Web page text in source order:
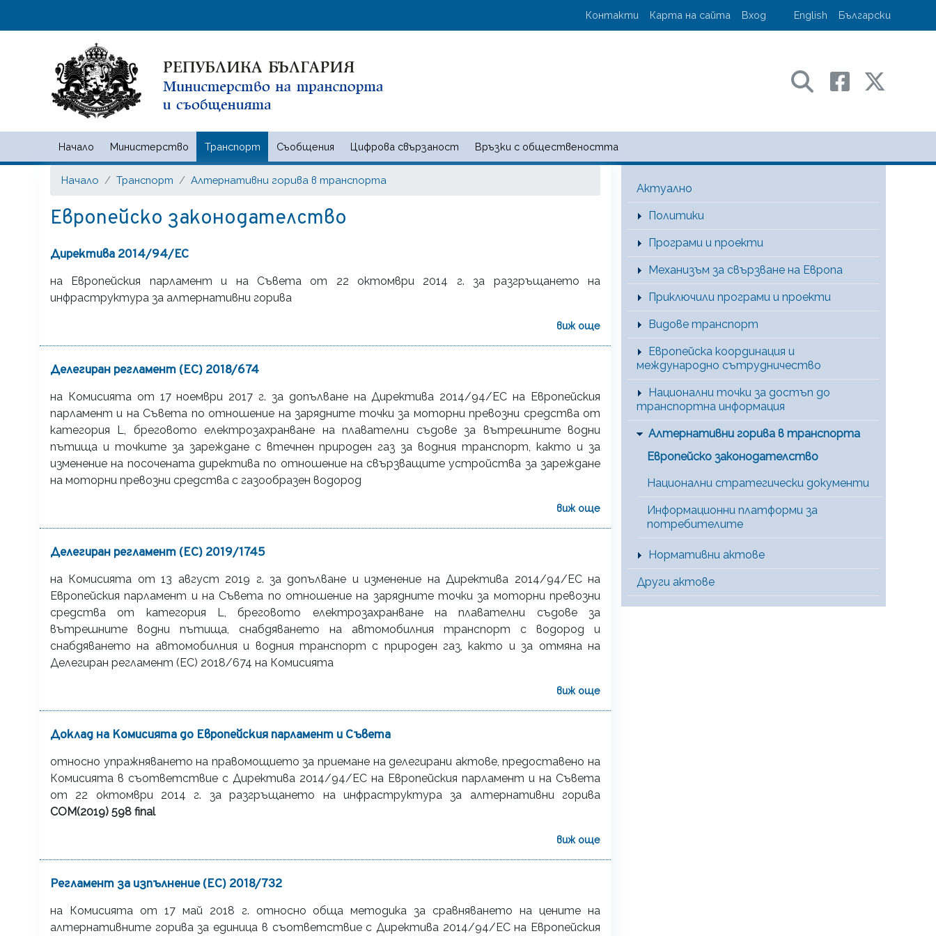
User account menu
Контакти Карта на сайта Вход English Български
Начало Министерство Транспорт Съобщения Цифрова свързаност Връзки с обществеността
Министерство на транспорта и съобщенията | Ministry of transport and communications
Начало Транспорт Алтернативни горива в транспорта
Европейско законодателство
Директива 2014/94/EC
на Европейския парламент и на Съвета от 22 октомври 2014 г. за разгръщането на
инфраструктура за алтернативни горива
виж още
Делегиран регламент (ЕС) 2018/674
на Комисията от 17 ноември 2017 г. за допълване на Директива 2014/94/ЕС на Европейския
парламент и на Съвета по отношение на зарядните точки за моторни превозни средства от
категория L, бреговото електрозахранване на плавателни съдове за вътрешните водни
пътища и точките за зареждане с втечнен природен газ за водния транспорт, както и за
изменение на посочената директива по отношение на свързващите устройства за зареждане
на моторни превозни средства с газообразен водород
виж още
Делегиран регламент (ЕС) 2019/1745
на Комисията от 13 август 2019 г. за допълване и изменение на Директива 2014/94/ЕС на
Европейския парламент и на Съвета по отношение на зарядните точки за моторни превозни
средства от категория L, бреговото електрозахранване на плавателни съдове за
вътрешните водни пътища, снабдяването на автомобилния транспорт с водород и
снабдяването на автомобилния и водния транспорт с природен газ, както и за отмяна на
Делегиран регламент (ЕС) 2018/674 на Комисията
виж още
Доклад на Комисията до Европейския парламент и Съвета
относно упражняването на правомощието за приемане на делегирани актове, предоставено на
Комисията в съответствие с Директива 2014/94/ЕС на Европейския парламент и на Съвета
от 22 октомври 2014 г. за разгръщането на инфраструктура за алтернативни горива
COM(2019) 598 final
виж още
Регламент за изпълнение (ЕС) 2018/732
на Комисията от 17 май 2018 г. относно обща методика за сравняването на цените на
алтернативните горива за единица в съответствие с Директива 2014/94/ЕС на Европейския
Main Menu [BG]
Актуално
Политики
Програми и проекти
Механизъм за свързване на Европа
Приключили програми и проекти
Видове транспорт
Европейска координация и
международно сътрудничество
Национални точки за достъп до
транспортна информация
Алтернативни горива в транспорта
Европейско законодателство
Национални стратегически документи
Информационни платформи за
потребителите
Нормативни актове
Други актове